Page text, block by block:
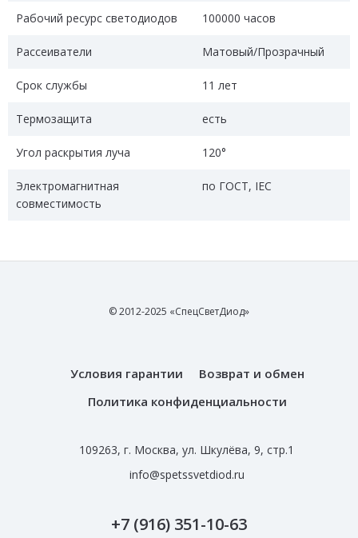
Рабочий ресурс светодиодов 100000 часов
Рассеиватели Матовый/Прозрачный
Срок службы 11 лет
Термозащита есть
Угол раскрытия луча 120°
Электромагнитная
совместимость
по ГОСТ, IEC
© 2012-2025 «СпецСветДиод»
Условия гарантии
Возврат и обмен
Политика конфиденциальности
109263, г. Москва, ул. Шкулёва, 9, стр.1
info@spetssvetdiod.ru
+7 (916) 351-10-63